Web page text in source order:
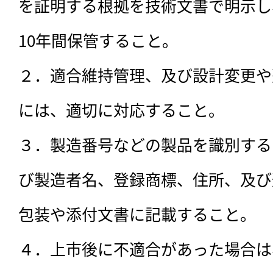
を証明する根拠を技術文書で明示
10年間保管すること。
２．適合維持管理、及び設計変更
には、適切に対応すること。
３．製造番号などの製品を識別す
び製造者名、登録商標、住所、及
包装や添付文書に記載すること。
４．上市後に不適合があった場合